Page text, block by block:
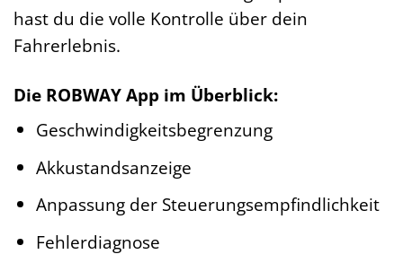
hast du die volle Kontrolle über dein
Fahrerlebnis.
Die ROBWAY App im Überblick:
Geschwindigkeitsbegrenzung
Akkustandsanzeige
Anpassung der Steuerungsempfindlichkeit
Fehlerdiagnose